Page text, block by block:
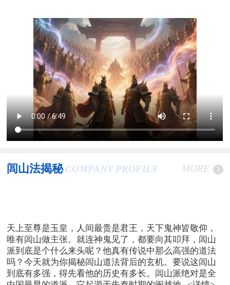
闾山法揭秘 COMPANY PROFILE MORE
天上至尊是玉皇，人间最贵是君王，天下鬼神皆敬仰，
唯有闾山做主张。就连神鬼见了，都要向其叩拜，闾山
派到底是个什么来头呢？他真有传说中那么高强的道法
吗？今天就为你揭秘闾山道法背后的玄机。要说这闾山
到底有多强，得先看他的历史有多长。闾山派绝对是全